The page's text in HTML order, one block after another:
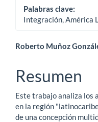
Palabras clave:
Integración, América
Contenido
principal
del
artículo
Roberto Muñoz
Resumen
Este trabajo analiza los
en la región
de una concepción